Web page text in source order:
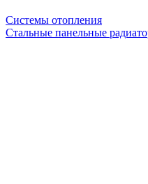
Системы отопления
Стальные панельные